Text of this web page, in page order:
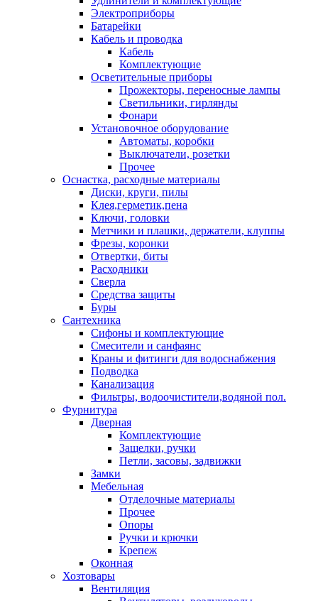
Электроприборы
Батарейки
Кабель и проводка
Кабель
Комплектующие
Осветительные приборы
Прожекторы, переносные лампы
Светильники, гирлянды
Фонари
Установочное оборудование
Автоматы, коробки
Выключатели, розетки
Прочее
Оснастка, расходные материалы
Диски, круги, пилы
Клея,герметик,пена
Ключи, головки
Метчики и плашки, держатели, клуппы
Фрезы, коронки
Отвертки, биты
Расходники
Сверла
Средства защиты
Буры
Сантехника
Сифоны и комплектующие
Смесители и санфаянс
Краны и фитинги для водоснабжения
Подводка
Канализация
Фильтры, водоочистители,водяной пол.
Фурнитура
Дверная
Комплектующие
Защелки, ручки
Петли, засовы, задвижки
Замки
Мебельная
Отделочные материалы
Прочее
Опоры
Ручки и крючки
Крепеж
Оконная
Хозтовары
Вентиляция